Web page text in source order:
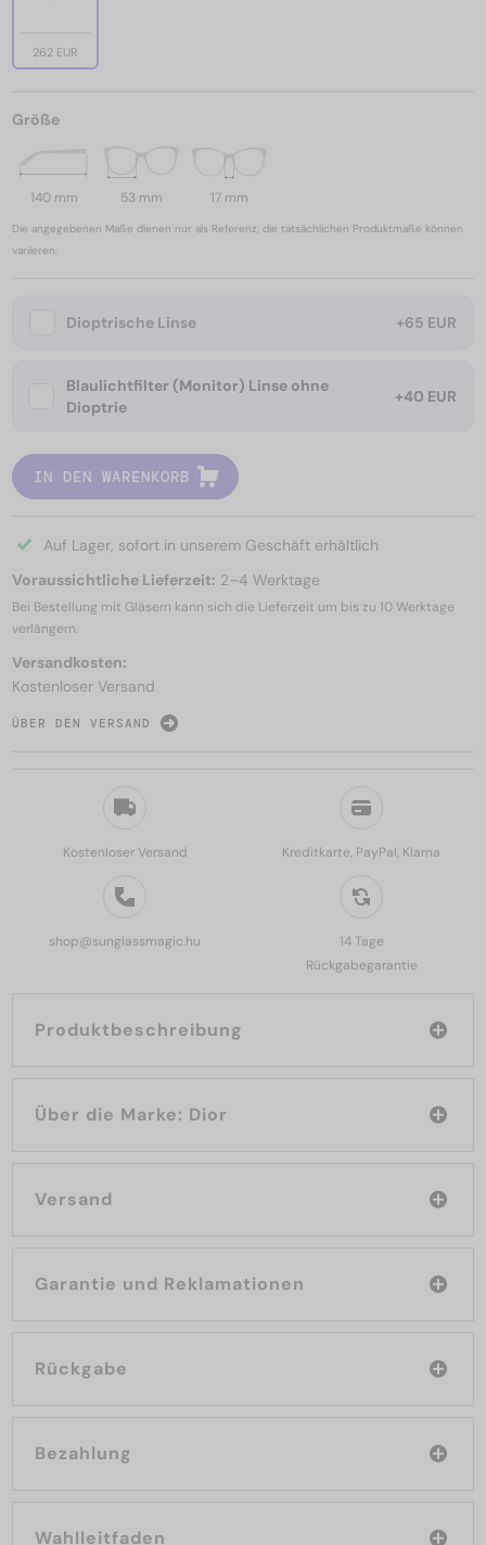
Kostenloser Versand Kreditkarte, PayPal, Klarna
shop@sunglassmagic.hu
14 Tage
Rückgabegarantie
Produktbeschreibung
Über die Marke: Dior
Versand
Garantie und Reklamationen
Rückgabe
Bezahlung
Wahlleitfaden
262 EUR
Größe
140 mm 53 mm 17 mm
Die angegebenen Maße dienen nur als Referenz; die tatsächlichen Produktmaße können
variieren.
Dioptrische Linse +65 EUR
Blaulichtfilter (Monitor) Linse ohne
Dioptrie
+40 EUR
IN DEN WARENKORB
Auf Lager, sofort in unserem Geschäft erhältlich
Voraussichtliche Lieferzeit: 2–4 Werktage
Bei Bestellung mit Gläsern kann sich die Lieferzeit um bis zu 10 Werktage
verlängern.
Versandkosten:
Kostenloser Versand
ÜBER DEN VERSAND